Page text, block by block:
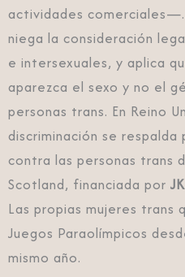
actividades comerciales—.
niega la consideración
e intersexuales, y aplica
aparezca el sexo y no el
personas trans. En Reino
discriminación se
contra las personas trans
Scotland, financiada por
Las propias mujeres trans
Juegos Paraolímpicos
mismo año.